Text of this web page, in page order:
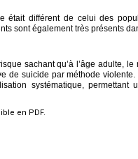
était différent de celui des
sont également très présents
sachant qu’à l’âge adulte,
de suicide par méthode
systématique, permettant
en PDF.